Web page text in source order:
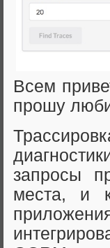
Всем
прошу
запросы
места, и